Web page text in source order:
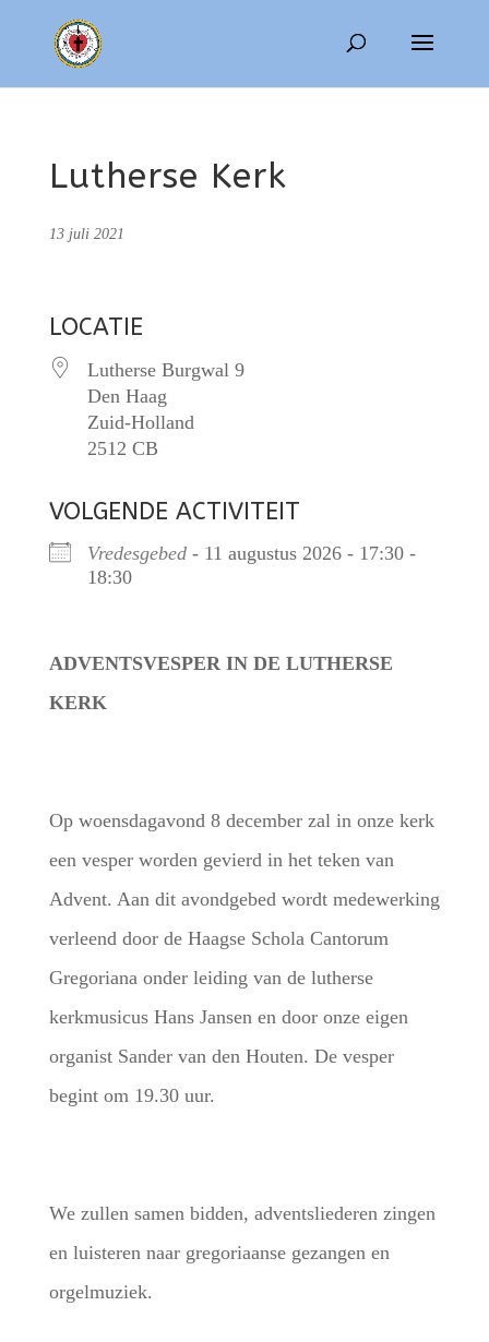
Lutherse Kerk
13 juli 2021
LOCATIE
Lutherse Burgwal 9
Den Haag
Zuid-Holland
2512 CB
VOLGENDE ACTIVITEIT
Vredesgebed- 11 augustus 2026 - 17:30 -
18:30
ADVENTSVESPER IN DE LUTHERSE
KERK
Op woensdagavond 8 december zal in onze kerk
een vesper worden gevierd in het teken van
Advent. Aan dit avondgebed wordt medewerking
verleend door de Haagse Schola Cantorum
Gregoriana onder leiding van de lutherse
kerkmusicus Hans Jansen en door onze eigen
organist Sander van den Houten. De vesper
begint om 19.30 uur.
We zullen samen bidden, adventsliederen zingen
en luisteren naar gregoriaanse gezangen en
orgelmuziek.